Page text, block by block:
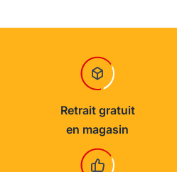
Retrait gratuit
en magasin